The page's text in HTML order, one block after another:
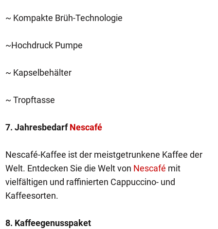
~ Kompakte Brüh-Technologie
~Hochdruck Pumpe
~ Kapselbehälter
~ Tropftasse
7. JahresbedarfNescafé
Nescafé-Kaffee ist der meistgetrunkene Kaffee der
Welt. Entdecken Sie die Welt von Nescafé mit
vielfältigen und raffinierten Cappuccino- und
Kaffeesorten.
8. Kaffeegenusspaket